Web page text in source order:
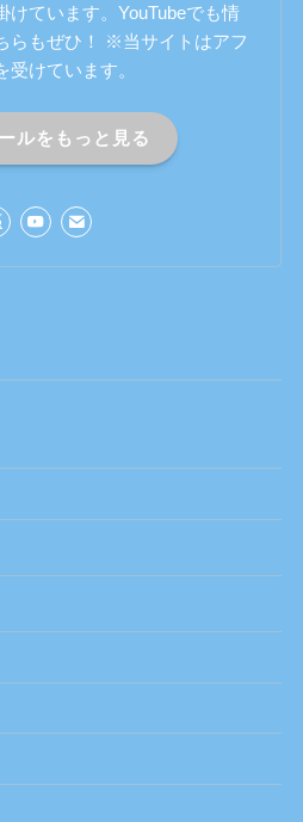
けています。YouTubeでも情
らもぜひ！ ※当サイトはアフ
受けています。
ルをもっと見る